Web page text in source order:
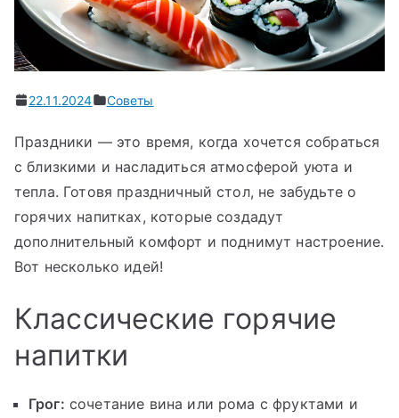
22.11.2024 Советы
Праздники — это время, когда хочется собраться
с близкими и насладиться атмосферой уюта и
тепла. Готовя праздничный стол, не забудьте о
горячих напитках, которые создадут
дополнительный комфорт и поднимут настроение.
Вот несколько идей!
Классические горячие
напитки
Грог: сочетание вина или рома с фруктами и